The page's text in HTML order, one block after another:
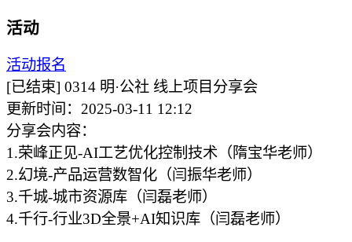
活动
活动报名
[已结束] 0314 明·公社 线上项目分享会
更新时间：2025-03-11 12:12
分享会内容：
1.荣峰正见-AI工艺优化控制技术（隋宝华老师）
2.幻境-产品运营数智化（闫振华老师）
3.千城-城市资源库（闫磊老师）
4.千行-行业3D全景+AI知识库（闫磊老师）